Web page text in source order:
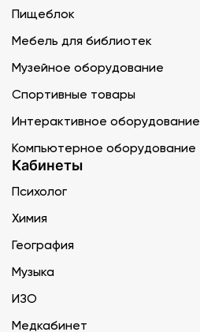
Пищеблок
Мебель для библиотек
Музейное оборудование
Спортивные товары
Интерактивное оборудование
Компьютерное оборудование
Кабинеты
Психолог
Химия
География
Музыка
ИЗО
Медкабинет